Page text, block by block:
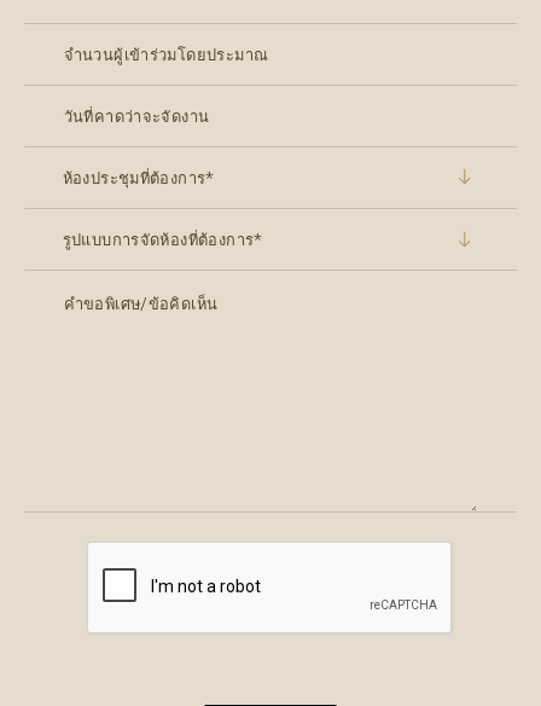
ห้องประชุมที่ต้องการ*
รูปแบบการจัดห้องที่ต้องการ*